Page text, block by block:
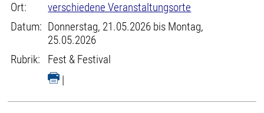
Ort:
verschiedene Veranstaltungsorte
Datum: Donnerstag, 21.05.2026 bis Montag,
25.05.2026
Rubrik:
Fest & Festival
|